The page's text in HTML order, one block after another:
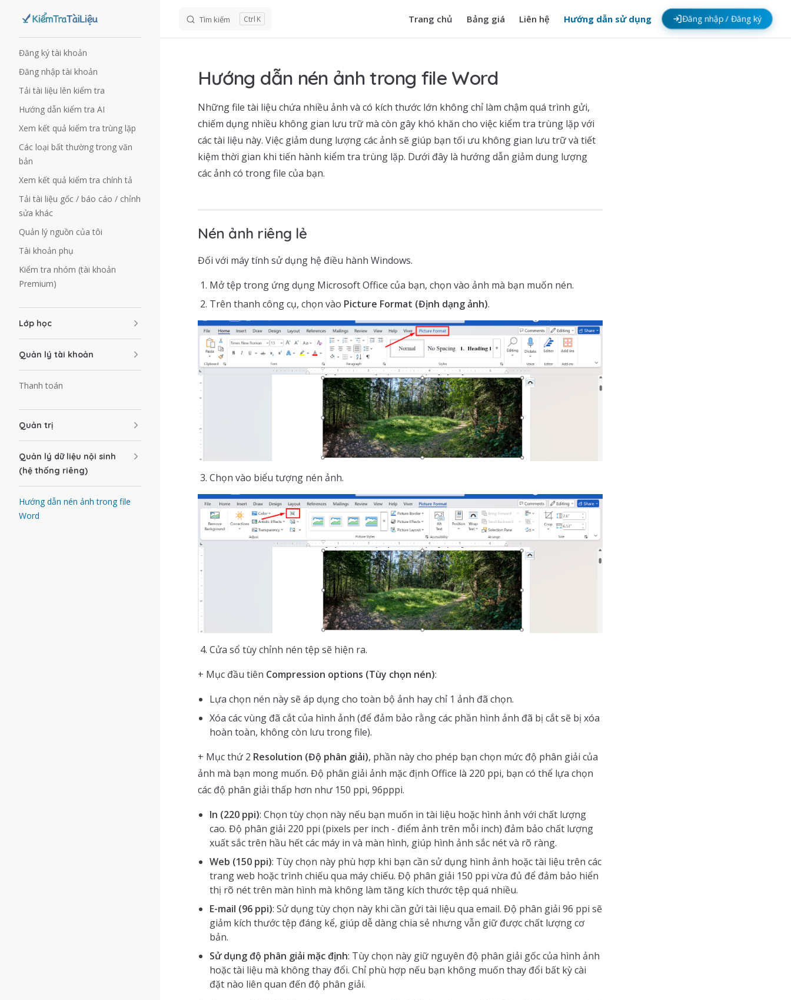
Skip to content Tìm kiếm K Trang chủ Bảng giá Liên hệ Hướng dẫn sử dụng Đăng nhập / Đăng ký
Đăng ký tài khoản
Đăng nhập tài khoản
Tải tài liệu lên kiểm tra
Hướng dẫn kiểm tra AI
Xem kết quả kiểm tra trùng lặp
Các loại bất thường trong văn
bản
Xem kết quả kiểm tra chính tả
Tải tài liệu gốc / báo cáo / chỉnh
sửa khác
Quản lý nguồn của tôi
Tài khoản phụ
Kiểm tra nhóm (tài khoản
Premium)
Lớp học
Quản lý tài khoản
Thanh toán
Quản trị
Quản lý dữ liệu nội sinh
(hệ thống riêng)
Hướng dẫn nén ảnh trong file
Word
Hướng dẫn nén ảnh trong file Word
Những file tài liệu chứa nhiều ảnh và có kích thước lớn không chỉ làm chậm quá trình gửi,
chiếm dụng nhiều không gian lưu trữ mà còn gây khó khăn cho việc kiểm tra trùng lặp với
các tài liệu này. Việc giảm dung lượng các ảnh sẽ giúp bạn tối ưu không gian lưu trữ và tiết
kiệm thời gian khi tiến hành kiểm tra trùng lặp. Dưới đây là hướng dẫn giảm dung lượng
các ảnh có trong file của bạn.
Nén ảnh riêng lẻ
Đối với máy tính sử dụng hệ điều hành Windows.
Mở tệp trong ứng dụng Microsoft Office của bạn, chọn vào ảnh mà bạn muốn nén.
Trên thanh công cụ, chọn vào Picture Format (Định dạng ảnh).
Chọn vào biểu tượng nén ảnh.
Cửa sổ tùy chỉnh nén tệp sẽ hiện ra.
+ Mục đầu tiên Compression options (Tùy chọn nén):
Lựa chọn nén này sẽ áp dụng cho toàn bộ ảnh hay chỉ 1 ảnh đã chọn.
Xóa các vùng đã cắt của hình ảnh (để đảm bảo rằng các phần hình ảnh đã bị cắt sẽ bị xóa
hoàn toàn, không còn lưu trong file).
+ Mục thứ 2 Resolution (Độ phân giải), phần này cho phép bạn chọn mức độ phân giải của
ảnh mà bạn mong muốn. Độ phân giải ảnh mặc định Office là 220 ppi, bạn có thể lựa chọn
các độ phân giải thấp hơn như 150 ppi, 96pppi.
In (220 ppi): Chọn tùy chọn này nếu bạn muốn in tài liệu hoặc hình ảnh với chất lượng
cao. Độ phân giải 220 ppi (pixels per inch - điểm ảnh trên mỗi inch) đảm bảo chất lượng
xuất sắc trên hầu hết các máy in và màn hình, giúp hình ảnh sắc nét và rõ ràng.
Web (150 ppi): Tùy chọn này phù hợp khi bạn cần sử dụng hình ảnh hoặc tài liệu trên các
trang web hoặc trình chiếu qua máy chiếu. Độ phân giải 150 ppi vừa đủ để đảm bảo hiển
thị rõ nét trên màn hình mà không làm tăng kích thước tệp quá nhiều.
E-mail (96 ppi): Sử dụng tùy chọn này khi cần gửi tài liệu qua email. Độ phân giải 96 ppi sẽ
giảm kích thước tệp đáng kể, giúp dễ dàng chia sẻ nhưng vẫn giữ được chất lượng cơ
bản.
Sử dụng độ phân giải mặc định: Tùy chọn này giữ nguyên độ phân giải gốc của hình ảnh
hoặc tài liệu mà không thay đổi. Chỉ phù hợp nếu bạn không muốn thay đổi bất kỳ cài
đặt nào liên quan đến độ phân giải.